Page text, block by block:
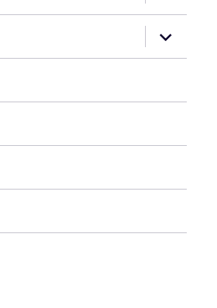
メ
ニ
ュ
ー
開
ブ
メ
ー
開